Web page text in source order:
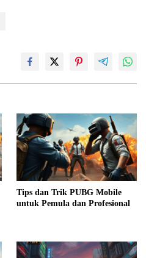
Tips dan Trik PUBG Mobile
untuk Pemula dan Profesional